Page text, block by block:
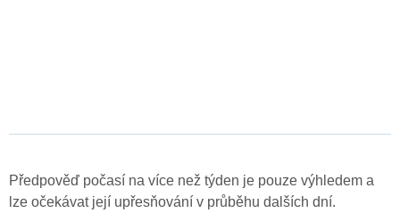
Předpověď počasí na více než týden je pouze výhledem a
lze očekávat její upřesňování v průběhu dalších dní.